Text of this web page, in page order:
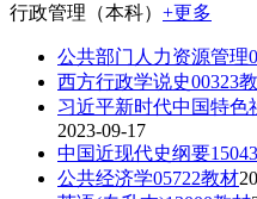
行政管理（本科） +更多
公共部门人力资源管理
西方行政学说史00323
习近平新时代中国特色
2023-09-17
中国近现代史纲要
公共经济学05722教材